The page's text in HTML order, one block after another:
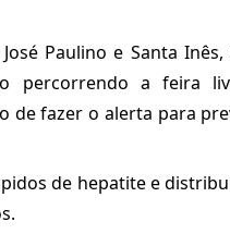
Paulino e Santa
percorrendo a feira
fazer o alerta para
de hepatite e